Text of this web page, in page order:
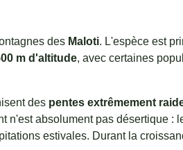
des Maloti. L'espèce est
m d'altitude, avec certaines
des pentes extrêmement
n'est absolument pas désertique :
estivales. Durant la